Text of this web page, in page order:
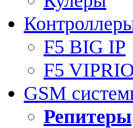
F5 BIG IP
F5
GSM
Репитеры